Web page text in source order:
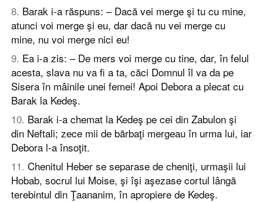
8. Barak i-a răspuns: – Dacă vei merge şi tu cu mine,
atunci voi merge şi eu, dar dacă nu vei merge cu
mine, nu voi merge nici eu!
9. Ea i-a zis: – De mers voi merge cu tine, dar, în felul
acesta, slava nu va fi a ta, căci Domnul îl va da pe
Sisera în mâinile unei femei! Apoi Debora a plecat cu
Barak la Kedeş.
10. Barak i-a chemat la Kedeş pe cei din Zabulon şi
din Neftali; zece mii de bărbaţi mergeau în urma lui, iar
Debora l-a însoţit.
11. Chenitul Heber se separase de cheniţi, urmaşii lui
Hobab, socrul lui Moise, şi îşi aşezase cortul lângă
terebintul din Ţaananim, în apropiere de Kedeş.